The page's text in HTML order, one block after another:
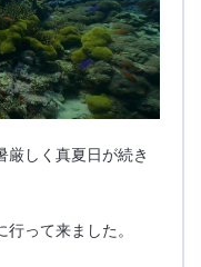
厳しく真夏日が続き
って来ました。